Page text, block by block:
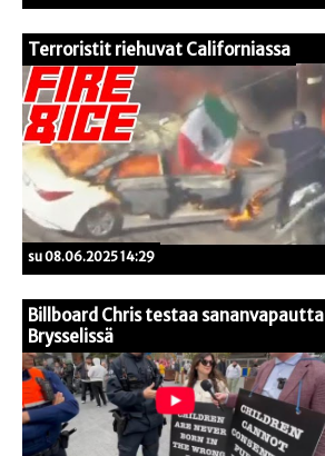
Terroristit riehuvat Californiassa
su 08.06.2025 14:29
Billboard Chris testaa sananvapautta
Brysselissä